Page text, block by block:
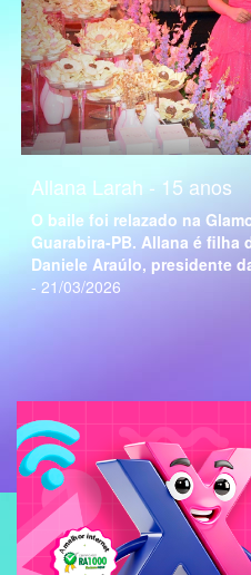
Allana Larah - 15 anos
O baile foi relazado na
Guarabira-PB. Allana é filha
Daniele Araúlo, presidente
- 21/03/2026